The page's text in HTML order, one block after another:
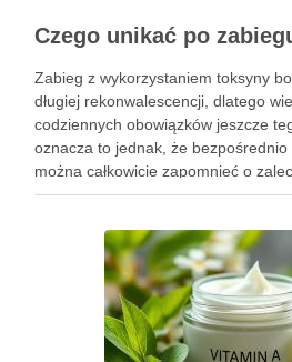
Zabieg z wykorzystaniem toksyny
długiej rekonwalescencji, dlatego
codziennych obowiązków jeszcze
oznacza to jednak, że
można całkowicie zapomnieć o
Pierwsze godziny i dni po zabiegu